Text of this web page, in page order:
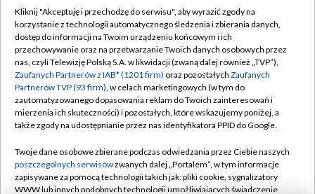
Dołącz do nas:
TVP
Abonament TVP
Emisja w TVP
Centrum informacji TVP
Naziemna Telewizja Cyfrowa
Sklep TVP
Rada Programowa
Regulamin TVP
Polityka prywatności
Moje zgody
Biuro reklamy
Kontakt
Kliknij "Akceptuję i przechodzę do serwisu", aby wyrazić zgody na
korzystanie z technologii automatycznego śledzenia i zbierania danych,
dostęp do informacji na Twoim urządzeniu końcowym i ich
przechowywanie oraz na przetwarzanie Twoich danych osobowych przez
nas, czyli Telewizję Polską S.A. w likwidacji (zwaną dalej również „TVP”),
Zaufanych Partnerów z IAB* (1201 firm) oraz pozostałych Zaufanych
Partnerów TVP (93 firm), w celach marketingowych (w tym do
zautomatyzowanego dopasowania reklam do Twoich zainteresowań i
mierzenia ich skuteczności) i pozostałych, które wskazujemy poniżej, a
także zgody na udostępnianie przez nas identyfikatora PPID do Google.
Twoje dane osobowe zbierane podczas odwiedzania przez Ciebie naszych
poszczególnych serwisówzwanych dalej „Portalem”, w tym informacje
zapisywane za pomocą technologii takich jak: pliki cookie, sygnalizatory
WWW lub innych podobnych technologii umożliwiających świadczenie